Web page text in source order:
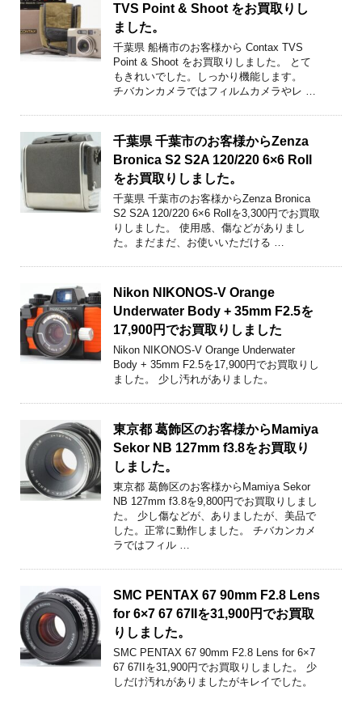
TVS Point & Shoot をお買取りし
ました。
千葉県 船橋市のお客様から Contax TVS
Point & Shoot をお買取りしました。 とて
もきれいでした。しっかり機能します。
チバカンカメラではフィルムカメラやレ …
千葉県 千葉市のお客様からZenza
Bronica S2 S2A 120/220 6×6 Roll
をお買取りしました。
千葉県 千葉市のお客様からZenza Bronica
S2 S2A 120/220 6×6 Rollを3,300円でお買取
りしました。 使用感、傷などがありまし
た。まだまだ、お使いいただける …
Nikon NIKONOS-V Orange
Underwater Body + 35mm F2.5を
17,900円でお買取りしました
Nikon NIKONOS-V Orange Underwater
Body + 35mm F2.5を17,900円でお買取りし
ました。 少し汚れがありました。
東京都 葛飾区のお客様からMamiya
Sekor NB 127mm f3.8をお買取り
しました。
東京都 葛飾区のお客様からMamiya Sekor
NB 127mm f3.8を9,800円でお買取りしまし
た。 少し傷などが、ありましたが、美品で
した。正常に動作しました。 チバカンカメ
ラではフィル …
SMC PENTAX 67 90mm F2.8 Lens
for 6×7 67 67IIを31,900円でお買取
りしました。
SMC PENTAX 67 90mm F2.8 Lens for 6×7
67 67IIを31,900円でお買取りしました。 少
しだけ汚れがありましたがキレイでした。